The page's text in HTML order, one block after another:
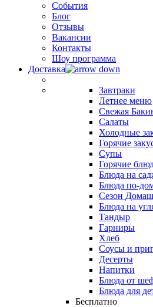
События
Блог
Отзывы
Вакансии
Контакты
Шоу программа
Доставка
Завтраки
Летнее меню
Свежая
Салаты
Холодные
Горячие
Супы
Горячие
Блюда на
Блюда по-
Сезон
Блюда на
Тандыр
Гарниры
Хлеб
Соусы и
Десерты
Напитки
Блюда от
Блюда для
Бесплатно